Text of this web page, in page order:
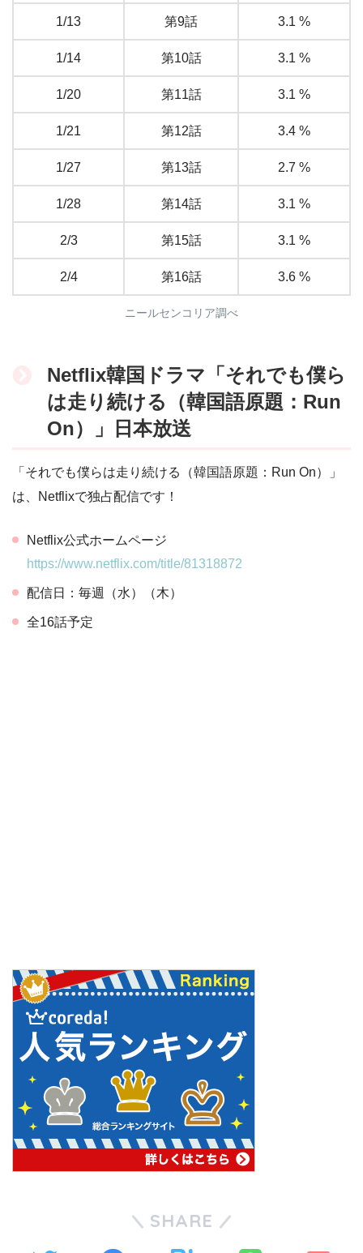
1/13 第9話 3.1 %
1/14 第10話 3.1 %
1/20 第11話 3.1 %
1/21 第12話 3.4 %
1/27 第13話 2.7 %
1/28 第14話 3.1 %
2/3 第15話 3.1 %
2/4 第16話 3.6 %
ニールセンコリア調べ
Netflix韓国ドラマ「それでも僕ら
は走り続ける（韓国語原題：Run
On）」日本放送
「それでも僕らは走り続ける（韓国語原題：Run On）」
は、Netflixで独占配信です！
Netflix公式ホームページ
https://www.netflix.com/title/81318872
配信日：毎週（水）（木）
全16話予定
SHARE